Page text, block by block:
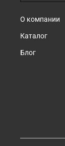
О компании
Каталог
Блог